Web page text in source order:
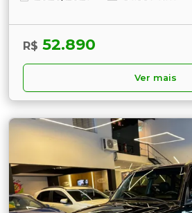
R$ 52.890
Ver mais